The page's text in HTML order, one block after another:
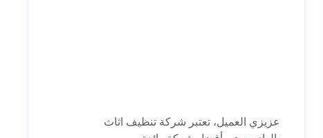
عزيزي العميل، تعتبر شركة تنظيف اثاث